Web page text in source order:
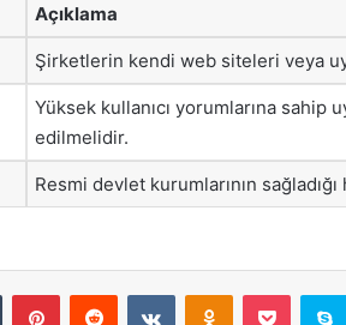
Açıklama
Şirketlerin kendi web siteleri veya
Yüksek kullanıcı yorumlarına sahip
edilmelidir.
Resmi devlet kurumlarının
Tumblr PinterestReddit VKontakteOdnoklassniki
Pocket